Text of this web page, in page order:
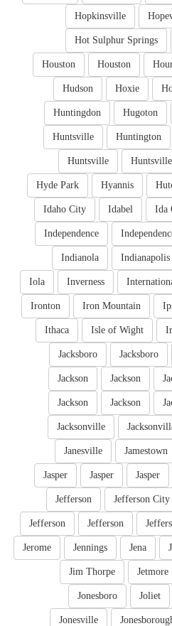
Hopkinsville
Hot Sulphur Springs
Houston
Houston
Hoxie
Hudson
Hugoton
Huntingdon
Huntington
Huntsville
Huntsville
Huntsville
Hyannis
Hyde Park
Ida
Idabel
Idaho City
Independence
Indianapolis
Indianola
Inverness
Iola
Iron Mountain
Ironton
Isle of Wight
Ithaca
Jacksboro
Jacksboro
Jackson
Jackson
Jackson
Jackson
Jacksonville
Jamestown
Janesville
Jasper
Jasper
Jasper
Jefferson City
Jefferson
Jefferson
Jefferson
Jena
Jennings
Jerome
Jetmore
Jim Thorpe
Joliet
Jonesboro
Jonesville